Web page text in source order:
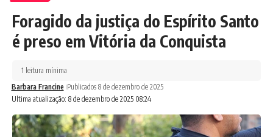
Foragido da justiça do Espírito Santo
é preso em Vitória da Conquista
Ultima atualização: 8 de dezembro de 2025 08:24
Barbara Francine Publicados 8 de dezembro de 2025
1 leitura mínima